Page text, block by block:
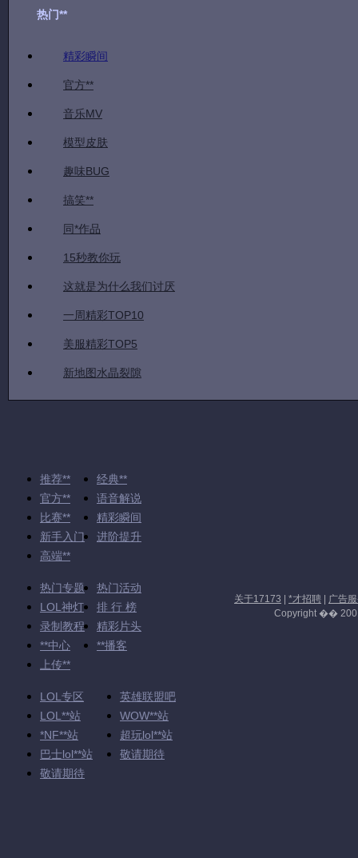
热门**
精彩瞬间
官方**
音乐MV
模型皮肤
趣味BUG
搞笑**
同*作品
15秒教你玩
这就是为什么我们讨厌
一周精彩TOP10
美服精彩TOP5
新地图水晶裂隙
推荐**
经典**
官方**
语音解说
比赛**
精彩瞬间
新手入门
进阶提升
高端**
热门专题
热门活动
LOL神灯
排 行 榜
录制教程
精彩片头
**中心
**播客
上传**
LOL专区
英雄联盟吧
LOL**站
WOW**站
*NF**站
超玩lol**站
巴士lol**站
敬请期待
敬请期待
关于17173 | *才招聘 | 广告
Copyright ��